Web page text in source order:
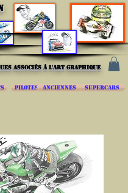
associés à l'art graphique
PILOTES ANCIENNES SUPERCARS